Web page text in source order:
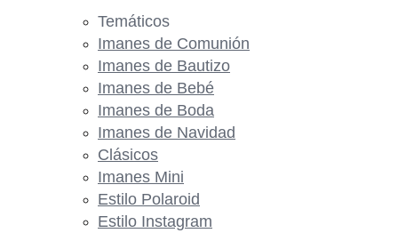
Temáticos
Imanes de Comunión
Imanes de Bautizo
Imanes de Bebé
Imanes de Boda
Imanes de Navidad
Clásicos
Imanes Mini
Estilo Polaroid
Estilo Instagram